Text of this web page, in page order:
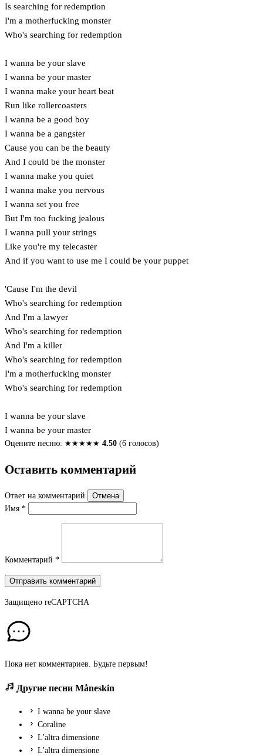
Is searching for redemption
I'm a motherfucking monster
Who's searching for redemption
I wanna be your slave
I wanna be your master
I wanna make your heart beat
Run like rollercoasters
I wanna be a good boy
I wanna be a gangster
Cause you can be the beauty
And I could be the monster
I wanna make you quiet
I wanna make you nervous
I wanna set you free
But I'm too fucking jealous
I wanna pull your strings
Like you're my telecaster
And if you want to use me I could be your puppet
'Cause I'm the devil
Who's searching for redemption
And I'm a lawyer
Who's searching for redemption
And I'm a killer
Who's searching for redemption
I'm a motherfucking monster
Who's searching for redemption
I wanna be your slave
I wanna be your master
Оцените песню: ★★★★★ 4.50 (6 голосов)
Оставить комментарий
Ответ на комментарий
Отмена
Имя *
Комментарий *
Отправить комментарий
Защищено reCAPTCHA
Пока нет комментариев. Будьте первым!
Другие песни Måneskin
I wanna be your slave
Coraline
L'altra dimensione
L'altra dimensione